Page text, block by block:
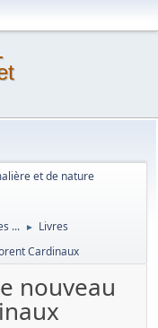
et de nature
... ► Livres
Cardinaux
nouveau